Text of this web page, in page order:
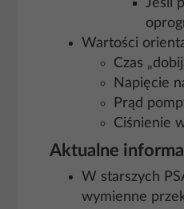
Jeśli
Wartości
Czas
Napięcie
Prąd
Ciśnienie
Aktualne
W starszych
wymienne